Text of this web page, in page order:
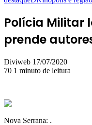
Polícia Militar
prende
Diviweb Mande
um
17/07/2020
70 1 minuto de leitura
Nova Serrana: .